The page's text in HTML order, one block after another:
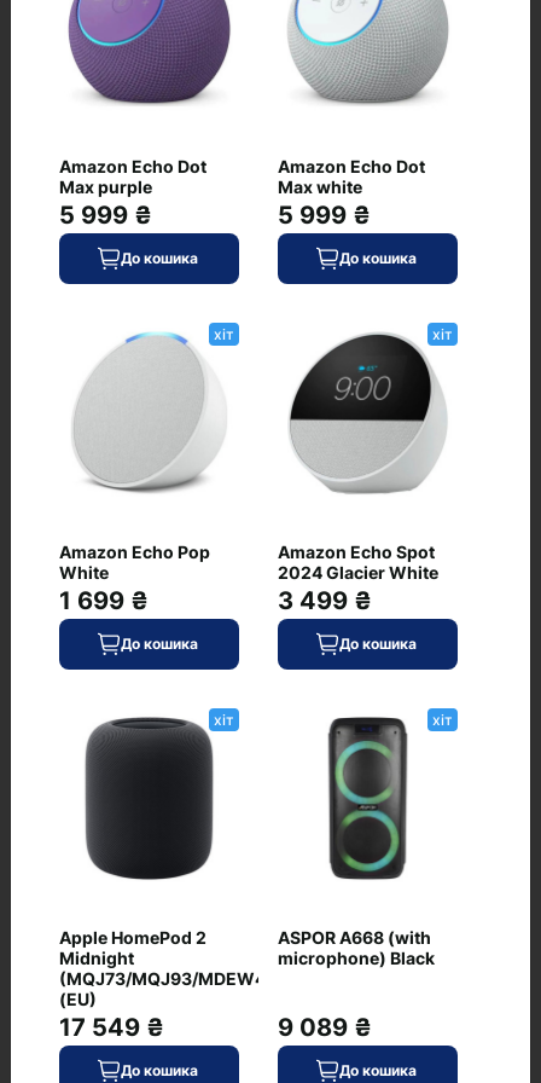
Немає питань про даний товар, станьте
першим і задайте своє питання.
Часті питання про товар JBL Flip 7
White (JBLFLIP7WHT) CN
Чи є JBL Flip 7 White (JBLFLIP7WHT) CN у
наявності?
Які умови доставки для JBL Flip 7 White
(JBLFLIP7WHT) CN
Яка ціна JBL Flip 7 White (JBLFLIP7WHT)
CN
Рекомендовані товари
JBL Flip Essential 2 Black
(JBLFLIPES2)
0
3 579 ₴
Amazon Echo Dot
Max purple
5 999 ₴
До кошика
Amazon Echo Dot
Max white
5 999 ₴
До кошика
хіт
Amazon Echo Pop
White
1 699 ₴
До кошика
хіт
Amazon Echo Spot
2024 Glacier White
3 499 ₴
До кошика
хіт
Apple HomePod 2
Midnight
(MQJ73/MQJ93/MDEW4AX)
(EU)
17 549 ₴
До кошика
хіт
ASPOR A668 (with
microphone) Black
9 089 ₴
До кошика